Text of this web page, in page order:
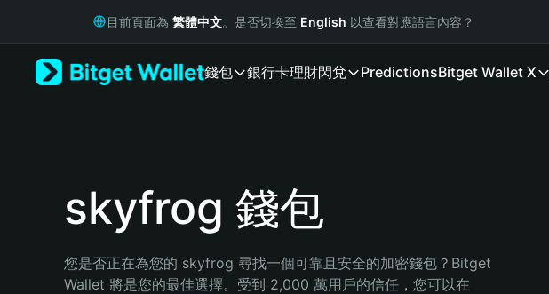
Русский
Bahasa Indonesia
目前頁面為 繁體中文。是否切換至 English 以查看對應語言內容？
錢包 銀行卡理財閃兌 PredictionsBitget Wallet X
skyfrog 錢包
您是否正在為您的 skyfrog 尋找一個可靠且安全的加密錢包？Bitget
Wallet 將是您的最佳選擇。受到 2,000 萬用戶的信任，您可以在